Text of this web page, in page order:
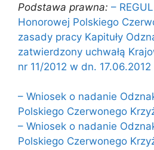
Podstawa prawna: –
Honorowej Polskiego
zasady pracy Kapituły
zatwierdzony uchwałą
nr 11/2012 w dn. 17.06.2012
– Wniosek o nadanie
Polskiego Czerwonego
– Wniosek o nadanie
Polskiego Czerwonego